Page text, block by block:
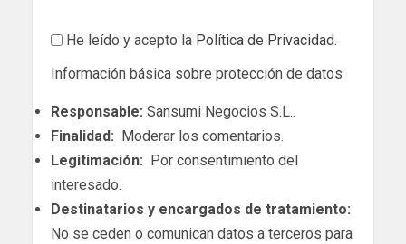
He leído y acepto la Política de Privacidad.
Información básica sobre protección de datos
Responsable: Sansumi Negocios S.L..
Finalidad: Moderar los comentarios.
Legitimación: Por consentimiento del
interesado.
Destinatarios y encargados de tratamiento:
No se ceden o comunican datos a terceros para